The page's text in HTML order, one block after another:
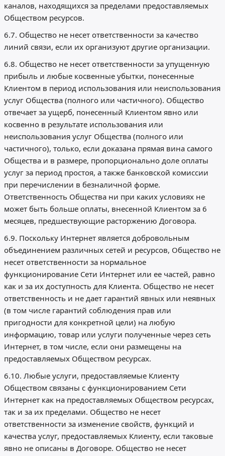
каналов, находящихся за пределами предоставляемых
Обществом ресурсов.
6.7. Общество не несет ответственности за качество
линий связи, если их организуют другие организации.
6.8. Общество не несет ответственности за упущенную
прибыль и любые косвенные убытки, понесенные
Клиентом в период использования или неиспользования
услуг Общества (полного или частичного). Общество
отвечает за ущерб, понесенный Клиентом явно или
косвенно в результате использования или
неиспользования услуг Общества (полного или
частичного), только, если доказана прямая вина самого
Общества и в размере, пропорционально доле оплаты
услуг за период простоя, а также банковской комиссии
при перечислении в безналичной форме.
Ответственность Общества ни при каких условиях не
может быть больше оплаты, внесенной Клиентом за 6
месяцев, предшествующие расторжению Договора.
6.9. Поскольку Интернет является добровольным
объединением различных сетей и ресурсов, Общество не
несет ответственности за нормальное
функционирование Сети Интернет или ее частей, равно
как и за их доступность для Клиента. Общество не несет
ответственность и не дает гарантий явных или неявных
(в том числе гарантий соблюдения прав или
пригодности для конкретной цели) на любую
информацию, товар или услуги полученные через сеть
Интернет, в том числе, если они размещены на
предоставляемых Обществом ресурсах.
6.10. Любые услуги, предоставляемые Клиенту
Обществом связаны с функционированием Сети
Интернет как на предоставляемых Обществом ресурсах,
так и за их пределами. Общество не несет
ответственности за изменение свойств, функций и
качества услуг, предоставляемых Клиенту, если таковые
явно не описаны в Договоре. Общество не несет